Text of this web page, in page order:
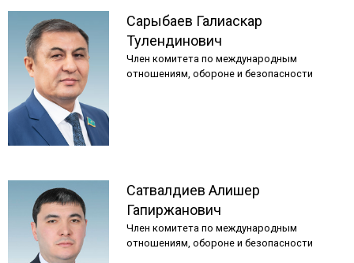
Сарыбаев Галиаскар
Тулендинович
Член комитета по международным
отношениям, обороне и безопасности
Сатвалдиев Алишер
Гапиржанович
Член комитета по международным
отношениям, обороне и безопасности